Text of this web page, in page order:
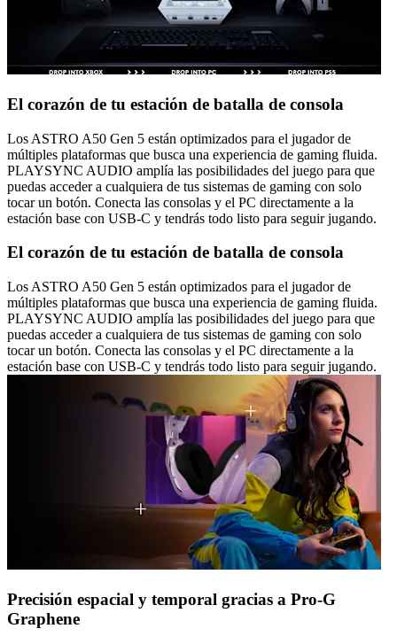
El corazón de tu estación de batalla de consola
Los ASTRO A50 Gen 5 están optimizados para el jugador de
múltiples plataformas que busca una experiencia de gaming fluida.
PLAYSYNC AUDIO amplía las posibilidades del juego para que
puedas acceder a cualquiera de tus sistemas de gaming con solo
tocar un botón. Conecta las consolas y el PC directamente a la
estación base con USB-C y tendrás todo listo para seguir jugando.
El corazón de tu estación de batalla de consola
Los ASTRO A50 Gen 5 están optimizados para el jugador de
múltiples plataformas que busca una experiencia de gaming fluida.
PLAYSYNC AUDIO amplía las posibilidades del juego para que
puedas acceder a cualquiera de tus sistemas de gaming con solo
tocar un botón. Conecta las consolas y el PC directamente a la
estación base con USB-C y tendrás todo listo para seguir jugando.
Precisión espacial y temporal gracias a Pro-G
Graphene